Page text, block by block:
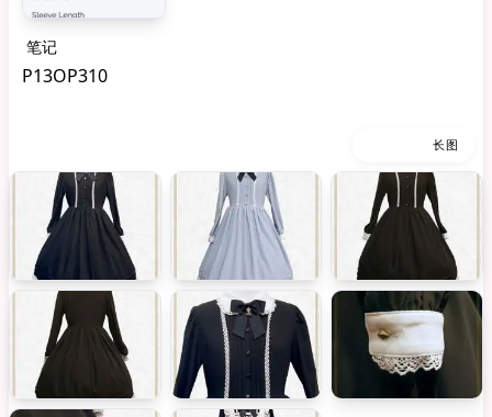
笔记
P13OP310
长图